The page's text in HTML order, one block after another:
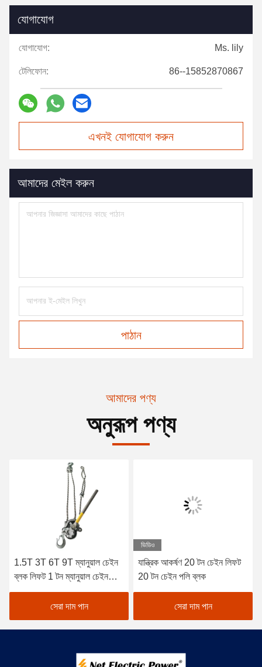
যোগাযোগ
যোগাযোগ: Ms. lily
টেলিফোন: 86--15852870867
এখনই যোগাযোগ করুন
আমাদের মেইল করুন
পাঠান
আমাদের পণ্য
অনুরূপ পণ্য
1.5T 3T 6T 9T ম্যানুয়াল চেইন
ব্লক লিফট 1 টন ম্যানুয়াল চেইন
লিফট
সেরা দাম পান
ভিডিও
যান্ত্রিক আকর্ষণ 20 টন চেইন লিফট
20 টন চেইন পলি ব্লক
সেরা দাম পান